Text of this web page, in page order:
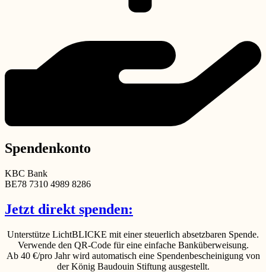
Spendenkonto
KBC Bank
BE78 7310 4989 8286
Jetzt direkt spenden:
Unterstütze LichtBLICKE mit einer steuerlich absetzbaren Spende.
Verwende den QR-Code für eine einfache Banküberweisung.
Ab 40 €/pro Jahr wird automatisch eine Spendenbescheinigung von
der König Baudouin Stiftung ausgestellt.